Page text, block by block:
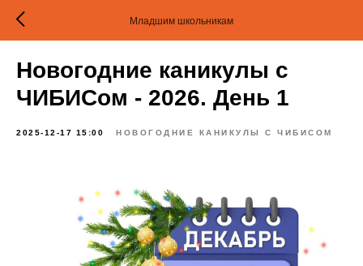
Младшим школьникам
Новогодние каникулы с
ЧИБИСом - 2026. День 1
2025-12-17 15:00 НОВОГОДНИЕ КАНИКУЛЫ С ЧИБИСОМ